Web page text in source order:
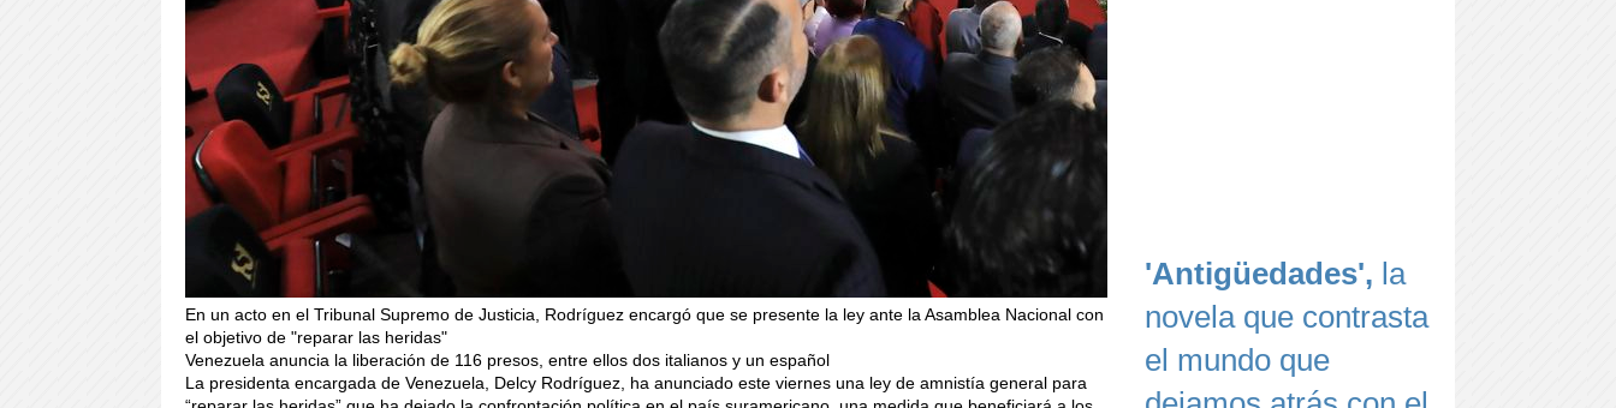
En un acto en el Tribunal Supremo de Justicia, Rodríguez encargó que se presente la ley ante la Asamblea Nacional con
el objetivo de "reparar las heridas"
Venezuela anuncia la liberación de 116 presos, entre ellos dos italianos y un español
La presidenta encargada de Venezuela, Delcy Rodríguez, ha anunciado este viernes una ley de amnistía general para
'Antigüedades', la
novela que contrasta
el mundo que